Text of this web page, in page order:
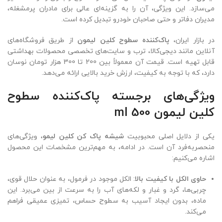
می‌سازد. این ویژگی، آن را به گزینه‌ای عالی برای مادران پرمشغله،
مدیران دفاتر و حتی صاحبان خودرو تبدیل کرده است.
در بازار ایران، پاک‌کننده سطوح کلین لیمون از طریق فروشگاه‌های
آنلاین مانند دیجی‌کالا، ترب و سایت‌های تخصصی محصولات بهداشتی
قابل تهیه است. قیمت آن معمولاً بین 200 تا 300 هزار تومان نوسان
دارد، که با توجه به کیفیت، ارزش خرید بالایی ارائه می‌دهد.
ویژگی‌های برجسته پاک‌کننده سطوح
کلین لیمون 500 ml
یکی از دلایل اصلی محبوبیت شیشه پاک کن کلین لیمو، ویژگی‌های
منحصربه‌فرد آن است. در ادامه، به مهم‌ترین مشخصات این محصول
اشاره می‌کنیم:
حاوی الکل با کیفیت بالا: الکل موجود در فرمول، به عنوان حلال قوی،
چربی‌ها، گرد و غبار و لکه‌های آب را به سرعت از بین می‌برد. این
ماده، بدون ایجاد آسیب به سطوح حساس، تمیزی عمیقی فراهم
می‌کند.